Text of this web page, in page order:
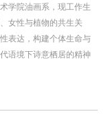
学院油画系，现工作生
女性与植物的共生关
表达，构建个体生命与
语境下诗意栖居的精神